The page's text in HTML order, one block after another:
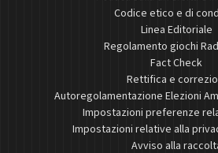
Codice etico e di
Linea Editoriale
Regolamento giochi
Fact Check
Rettifica e
Autoregolamentazione Elezioni
Impostazioni preferenze
Impostazioni relative alla
Avviso alla